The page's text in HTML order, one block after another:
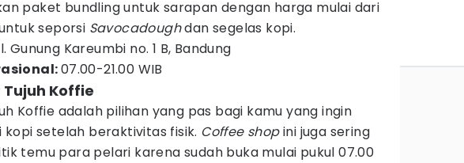
paket bundling untuk sarapan dengan harga mulai dari
seporsi Savocadoughdan segelas kopi.
Gunung Kareumbi no. 1 B, Bandung
07.00-21.00 WIB
Tujuh Koffie
Koffie adalah pilihan yang pas bagi kamu yang ingin
kopi setelah beraktivitas fisik. Coffee shopini juga sering
temu para pelari karena sudah buka mulai pukul 07.00